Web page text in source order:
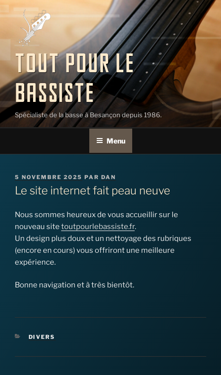
Aller
au
contenu
principal
TOUT POUR LE
BASSISTE
Spécialiste de la basse à Besançon depuis 1986.
Menu
PUBLIÉ
LE
5 NOVEMBRE 2025 PAR DAN
Le site internet fait peau neuve
Nous sommes heureux de vous accueillir sur le
nouveau site toutpourlebassiste.fr.
Un design plus doux et un nettoyage des rubriques
(encore en cours) vous offriront une meilleure
expérience.
Bonne navigation et à très bientôt.
CATÉGORIES
DIVERS